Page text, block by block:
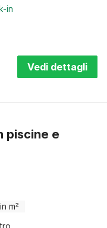
in
Vedi dettagli
piscine e
m²